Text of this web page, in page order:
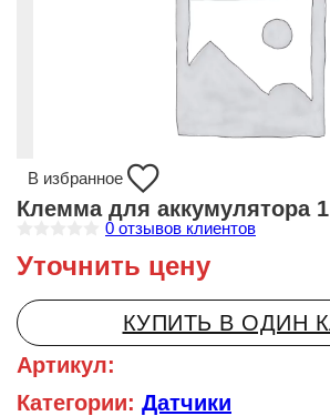
В избранное
Клемма для аккумулятора
ц
е
к
а
0
и
з
5
0 отзывов клиентов
Уточнить цену
КУПИТЬ В ОДИН
Артикул:
Категории: Датчики